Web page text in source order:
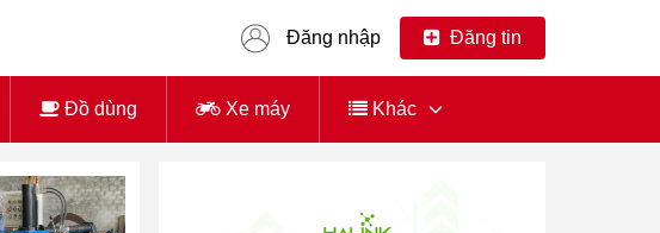
Đăng nhập Đăng tin
Đồ dùng Xe máy Khác